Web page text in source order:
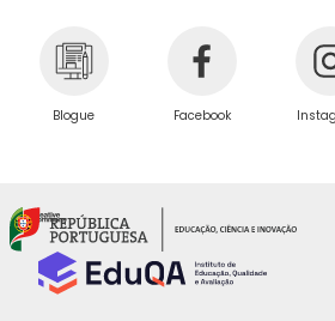
Blogue Facebook